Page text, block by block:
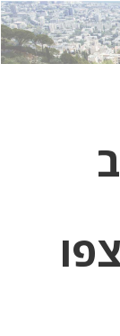
לחץ
כאן
לחץ
כדי